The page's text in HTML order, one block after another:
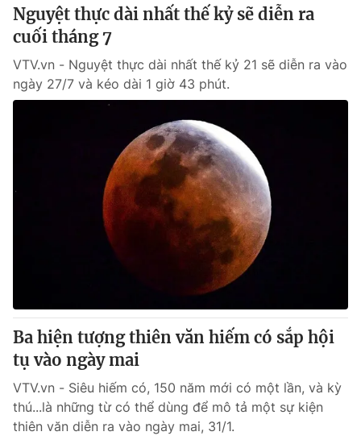
Nguyệt thực dài nhất thế kỷ sẽ diễn ra
cuối tháng 7
VTV.vn - Nguyệt thực dài nhất thế kỷ 21 sẽ diễn ra vào
ngày 27/7 và kéo dài 1 giờ 43 phút.
Ba hiện tượng thiên văn hiếm có sắp hội
tụ vào ngày mai
VTV.vn - Siêu hiếm có, 150 năm mới có một lần, và kỳ
thú...là những từ có thể dùng để mô tả một sự kiện
thiên văn diễn ra vào ngày mai, 31/1.